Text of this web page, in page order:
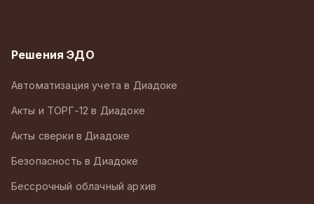
Решения ЭДО
Автоматизация учета в Диадоке
Акты и ТОРГ-12 в Диадоке
Акты сверки в Диадоке
Безопасность в Диадоке
Бессрочный облачный архив